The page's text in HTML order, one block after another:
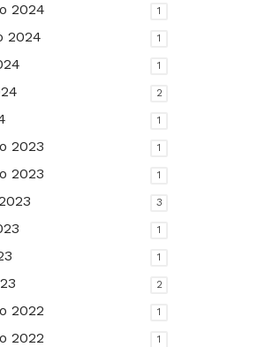
2024 1
2024 1
1
2
1
2023 1
2023 1
3
1
1
2
2022 1
2022 1